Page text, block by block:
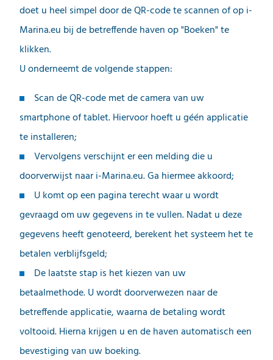
doet u heel simpel door de QR-code te scannen of op i-
Marina.eu bij de betreffende haven op "Boeken" te
klikken.
U onderneemt de volgende stappen:
Scan de QR-code met de camera van uw
smartphone of tablet. Hiervoor hoeft u géén applicatie
te installeren;
Vervolgens verschijnt er een melding die u
doorverwijst naar i-Marina.eu. Ga hiermee akkoord;
U komt op een pagina terecht waar u wordt
gevraagd om uw gegevens in te vullen. Nadat u deze
gegevens heeft genoteerd, berekent het systeem het te
betalen verblijfsgeld;
De laatste stap is het kiezen van uw
betaalmethode. U wordt doorverwezen naar de
betreffende applicatie, waarna de betaling wordt
voltooid. Hierna krijgen u en de haven automatisch een
bevestiging van uw boeking.